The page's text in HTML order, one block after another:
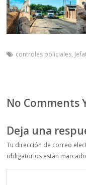
controles policiales,
No Comments
Deja una
Tu dirección de correo
obligatorios están